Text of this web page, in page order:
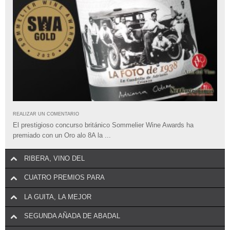
REALIZAR UN COMENTARIO
El prestigioso concurso británico Sommelier Wine Awards ha
premiado con un Oro alo 8A la ...
RIBERA, VINO DEL
CUATRO PREMIOS PARA
LA GUITA, LA MEJOR
SEGUNDA AÑADA DE ABADAL